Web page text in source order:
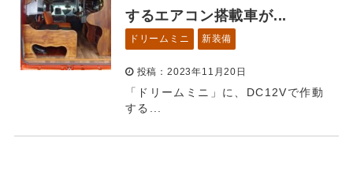
するエアコン搭載車が...
ドリームミニ 新装備
投稿：2023年11月20日
「ドリームミニ」に、DC12Vで作動
する...